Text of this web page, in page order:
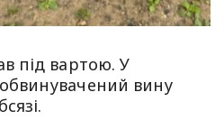
під вартою. У
вину